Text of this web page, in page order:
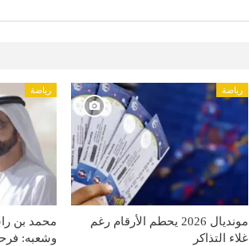
رياضة
مونديال 2026 يحطم الأرقام رغم
غلاء التذاكر
رياضة
محمد بن
وشعبه: